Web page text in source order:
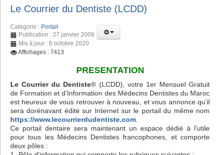
Le Courrier du Dentiste (LCDD)
Catégorie : Portail
Publication : 27 janvier 2009
Mis à jour : 6 octobre 2020
Affichages : 7413
PRESENTATION
Le Courrier du Dentiste® (LCDD), votre 1er Mensuel Gratuit
de Formation et d’Information des Médecins Dentistes du Maroc
est heureux de vous retrouver à nouveau, et vous annonce qu’il
sera dorénavant édité sur Internet sur le portail du même nom
https://www.lecourrierdudentiste.com
Ce portail dentaire sera maintenant un espace dédié à l’utile
pour tous les Médecins Dentistes francophones, et comporte
deux pôles :